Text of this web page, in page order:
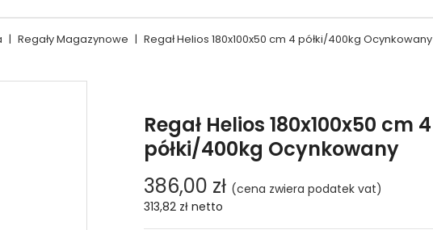
| Regały Magazynowe | Regał Helios 180x100x50 cm 4 półki/400kg Ocynkowany
Regał Helios 180x100x50 cm 4
półki/400kg Ocynkowany
386,00 zł (cena zwiera podatek vat)
313,82 zł netto